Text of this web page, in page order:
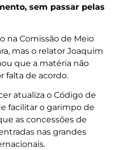
sem passar pelas
na Comissão de Meio
mas o relator Joaquim
que a matéria não
falta de acordo.
atualiza o Código de
facilitar o garimpo de
as concessões de
nas grandes